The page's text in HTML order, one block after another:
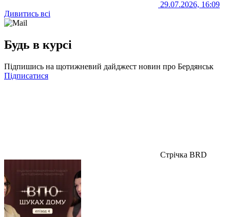
29.07.2026, 16:09
Дивитись всі
Будь в курсі
Підпишись на щотижневий дайджест новин про Бердянськ
Підписатися
Стрічка BRD